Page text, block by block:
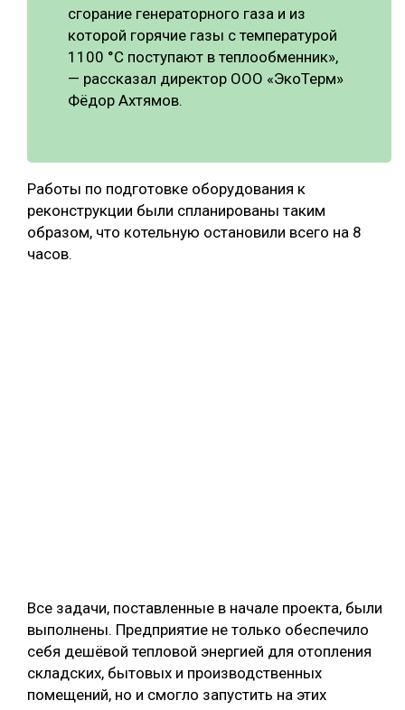
сгорание генераторного газа и из
которой горячие газы с температурой
1100 °C поступают в теплообменник»,
— рассказал директор ООО «ЭкоТерм»
Фёдор Ахтямов.
Работы по подготовке оборудования к
реконструкции были спланированы таким
образом, что котельную остановили всего на 8
часов.
Все задачи, поставленные в начале проекта, были
выполнены. Предприятие не только обеспечило
себя дешёвой тепловой энергией для отопления
складских, бытовых и производственных
помещений, но и смогло запустить на этих